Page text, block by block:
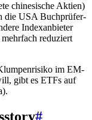
chinesische Aktien)
die USA Buchprüfer-
Indexanbieter
reduziert
im EM-
gibt es ETFs auf
#